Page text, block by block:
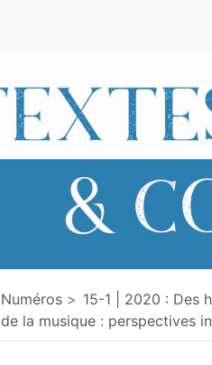
Numéros 15-1 | 2020 : Des
de la musique : perspectives